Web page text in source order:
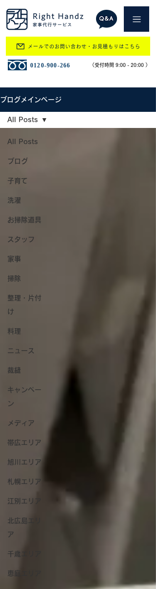
​0120-900-266 ​（受付時間 9:00 - 20:00 ）
メールでのお問い合わせ・お見積もりはこちら
ブログメインページ
All Posts
ブログ
子育て
洗濯
お掃除道具
スタッフ
家事
掃除
整理・片付
け
料理
ニュース
裁縫
キャンペー
ン
メディア
帯広エリア
旭川エリア
札幌エリア
江別エリア
北広島エリ
ア
千歳エリア
恵庭エリア
All Posts